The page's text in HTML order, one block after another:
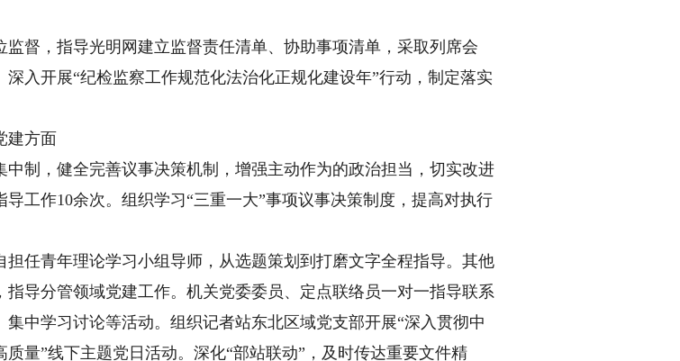
，指导光明网建立监督责任清单、协助事项清单，采取列席会
入开展“纪检监察工作规范化法治化正规化建设年”行动，制定落实
方面
，健全完善议事决策机制，增强主动作为的政治担当，切实改进
工作10余次。组织学习“三重一大”事项议事决策制度，提高对执行
青年理论学习小组导师，从选题策划到打磨文字全程指导。其他
导分管领域党建工作。机关党委委员、定点联络员一对一指导联系
中学习讨论等活动。组织记者站东北区域党支部开展“深入贯彻中
量”线下主题党日活动。深化“部站联动”，及时传达重要文件精